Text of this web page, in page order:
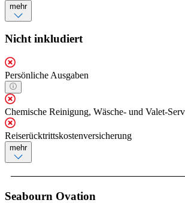
mehr
Nicht inkludiert
Persönliche Ausgaben
Chemische Reinigung, Wäsche- und Valet-
Reiserücktrittskostenversicherung
mehr
Seabourn Ovation